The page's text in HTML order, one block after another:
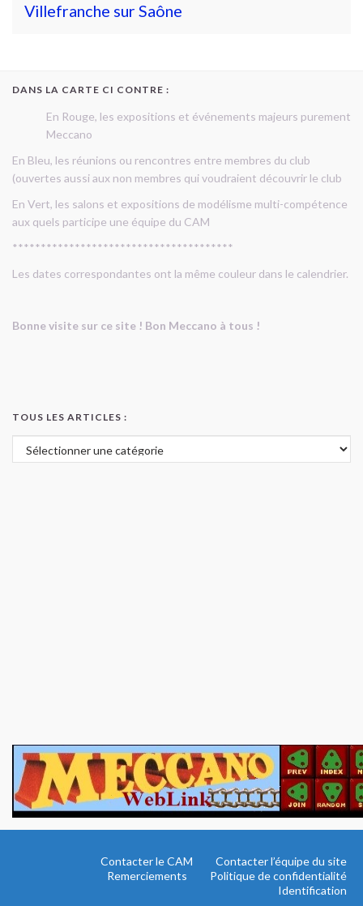
Villefranche sur Saône
DANS LA CARTE CI CONTRE :
En Rouge, les expositions et événements majeurs purement
Meccano
En Bleu, les réunions ou rencontres entre membres du club
(ouvertes aussi aux non membres qui voudraient découvrir le club
En Vert, les salons et expositions de modélisme multi-compétence
aux quels participe une équipe du CAM
***************************************
Les dates correspondantes ont la même couleur dans le calendrier.
Bonne visite sur ce site ! Bon Meccano à tous !
TOUS LES ARTICLES :
Tous les articles :
Contacter le CAM
Contacter l’équipe du site
Remerciements
Politique de confidentialité
Identification